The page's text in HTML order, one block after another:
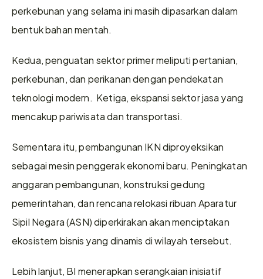
perkebunan yang selama ini masih dipasarkan dalam
bentuk bahan mentah.
Kedua, penguatan sektor primer meliputi pertanian,
perkebunan, dan perikanan dengan pendekatan
teknologi modern.  Ketiga, ekspansi sektor jasa yang
mencakup pariwisata dan transportasi.
Sementara itu, pembangunan IKN diproyeksikan
sebagai mesin penggerak ekonomi baru. Peningkatan
anggaran pembangunan, konstruksi gedung
pemerintahan, dan rencana relokasi ribuan Aparatur
Sipil Negara (ASN) diperkirakan akan menciptakan
ekosistem bisnis yang dinamis di wilayah tersebut.
Lebih lanjut, BI menerapkan serangkaian inisiatif